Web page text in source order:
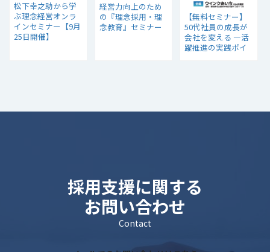
松下幸之助から学
ぶ理念経営オンラ
インセミナー【9月
25日開催】
経営力向上のため
の『理念採用・理
念教育』セミナー
【無料セミナー】
50代社員の成長が
会社を変える ―活
躍推進の実践ポイ
採用支援に関する
お問い合わせ
Contact